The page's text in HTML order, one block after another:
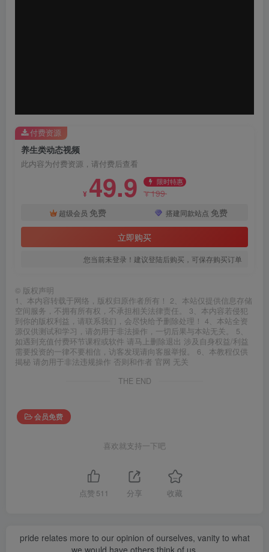
养生类动态视频
此内容为付费资源，请付费后查看
¥ 49.9 限时特惠
¥199
超级会员 免费 搭建同款站点 免费
立即购买
您当前未登录！建议登陆后购买，可保存购买订单
付费资源
© 版权声明
1、本内容转载于网络，版权归原作者所有！ 2、本站仅提供信息存储
空间服务，不拥有所有权，不承担相关法律责任。 3、本内容若侵犯
到你的版权利益，请联系我们，会尽快给予删除处理！ 4、本站全资
源仅供测试和学习，请勿用于非法操作，一切后果与本站无关。 5、
如遇到充值付费环节课程或软件 请马上删除退出 涉及自身权益/利益
需要投资的一律不要相信，访客发现请向客服举报。 6、本教程仅供
揭秘 请勿用于非法违规操作 否则和作者 官网 无关
THE END
会员免费
喜欢就支持一下吧
点赞 511 分享 收藏
pride relates more to our opinion of ourselves, vanity to what